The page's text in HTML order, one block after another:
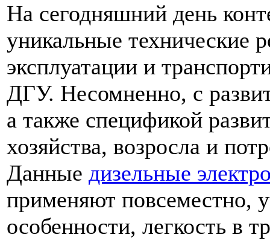
На сегодняшний день
уникальные технические
эксплуатации и
ДГУ. Несомненно, с
а также спецификой
хозяйства, возросла и
Данные дизельные
применяют повсеместно,
особенности, легкость в